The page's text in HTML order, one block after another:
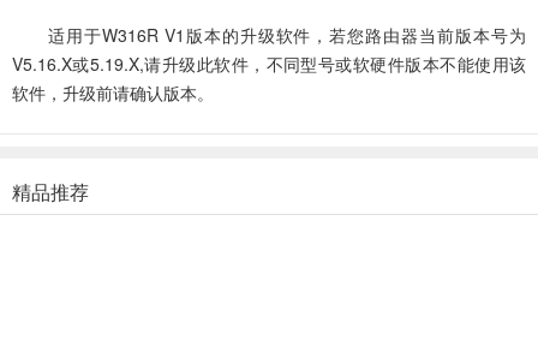
适用于W316R V1版本的升级软件，若您路由器当前版本号为
V5.16.X或5.19.X,请升级此软件，不同型号或软硬件版本不能使用该
软件，升级前请确认版本。
精品推荐